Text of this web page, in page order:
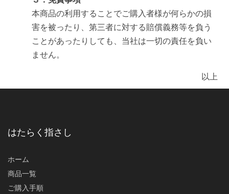
本商品の利用することでご購入者様が何らかの損
害を被ったり、第三者に対する賠償義務等を負う
ことがあったりしても、当社は一切の責任を負い
ません。
以上
はたらく指さし
ホーム
商品一覧
ご購入手順